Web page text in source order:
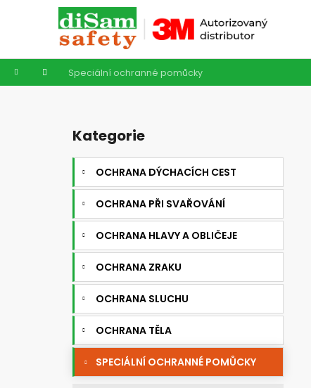
Domů Speciální ochranné pomůcky
Přeskočit
kategorie
Kategorie
OCHRANA DÝCHACÍCH CEST
OCHRANA PŘI SVAŘOVÁNÍ
OCHRANA HLAVY A OBLIČEJE
OCHRANA ZRAKU
OCHRANA SLUCHU
OCHRANA TĚLA
SPECIÁLNÍ OCHRANNÉ POMŮCKY
í
k
Zpět
do
obchodu
Zpět
do
obchodu
720392.51 UNIMASK - LEHKÝ
UNIVERZÁLNÍ OBLIČEJOVÝ ŠTÍT S
TEXTILNÍM OBLIČEJOVÝM
TĚSNĚNÍM,VÁLCOVÝM ZORNÍKEM A S
PĚTIBODOVÝM UPÍNACÍM SYSTÉMEM